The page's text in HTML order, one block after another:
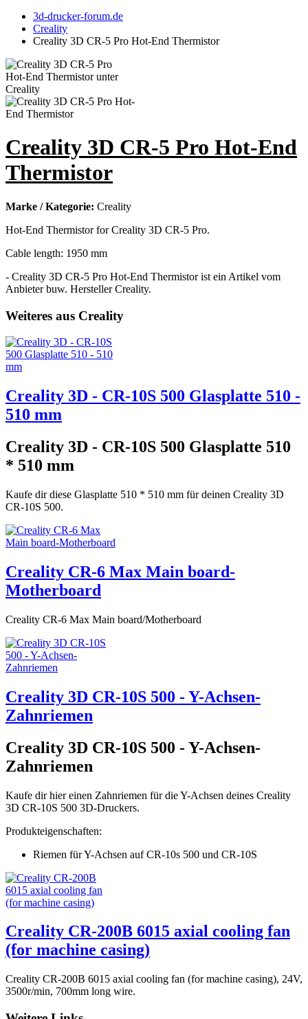
3d-drucker-forum.de
Creality
Creality 3D CR-5 Pro Hot-End Thermistor
Creality 3D CR-5 Pro Hot-End
Thermistor
Marke / Kategorie: Creality
Hot-End Thermistor for Creality 3D CR-5 Pro.
Cable length: 1950 mm
- Creality 3D CR-5 Pro Hot-End Thermistor ist ein Artikel vom
Anbieter buw. Hersteller Creality.
Weiteres aus Creality
Creality 3D - CR-10S 500 Glasplatte 510 -
510 mm
Creality 3D - CR-10S 500 Glasplatte 510
* 510 mm
Kaufe dir diese Glasplatte 510 * 510 mm für deinen Creality 3D
CR-10S 500.
Creality CR-6 Max Main board-
Motherboard
Creality CR-6 Max Main board/Motherboard
Creality 3D CR-10S 500 - Y-Achsen-
Zahnriemen
Creality 3D CR-10S 500 - Y-Achsen-
Zahnriemen
Kaufe dir hier einen Zahnriemen für die Y-Achsen deines Creality
3D CR-10S 500 3D-Druckers.
Produkteigenschaften:
Riemen für Y-Achsen auf CR-10s 500 und CR-10S
Creality CR-200B 6015 axial cooling fan
(for machine casing)
Creality CR-200B 6015 axial cooling fan (for machine casing), 24V,
3500r/min, 700mm long wire.